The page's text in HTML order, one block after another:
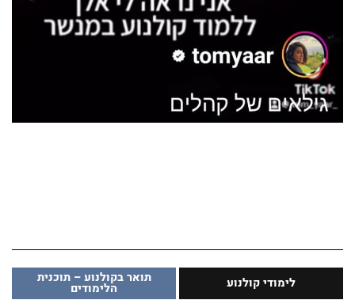
לימודי קולנוע תואר בקולנוע – תוכנית
הלימודים
חדשות מחלקת קולנוע
קרא עוד >